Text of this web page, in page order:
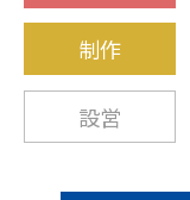
制作
設営